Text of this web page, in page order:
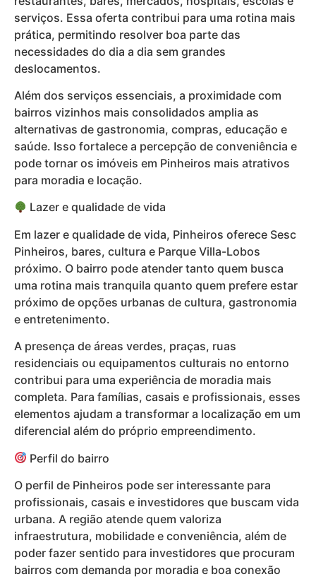
serviços. Essa oferta contribui para uma rotina mais
prática, permitindo resolver boa parte das
necessidades do dia a dia sem grandes
deslocamentos.
Além dos serviços essenciais, a proximidade com
bairros vizinhos mais consolidados amplia as
alternativas de gastronomia, compras, educação e
saúde. Isso fortalece a percepção de conveniência e
pode tornar os imóveis em Pinheiros mais atrativos
para moradia e locação.
Lazer e qualidade de vida
Em lazer e qualidade de vida, Pinheiros oferece Sesc
Pinheiros, bares, cultura e Parque Villa-Lobos
próximo. O bairro pode atender tanto quem busca
uma rotina mais tranquila quanto quem prefere estar
próximo de opções urbanas de cultura, gastronomia
e entretenimento.
A presença de áreas verdes, praças, ruas
residenciais ou equipamentos culturais no entorno
contribui para uma experiência de moradia mais
completa. Para famílias, casais e profissionais, esses
elementos ajudam a transformar a localização em um
diferencial além do próprio empreendimento.
Perfil do bairro
O perfil de Pinheiros pode ser interessante para
profissionais, casais e investidores que buscam vida
urbana. A região atende quem valoriza
infraestrutura, mobilidade e conveniência, além de
poder fazer sentido para investidores que procuram
bairros com demanda por moradia e boa conexão